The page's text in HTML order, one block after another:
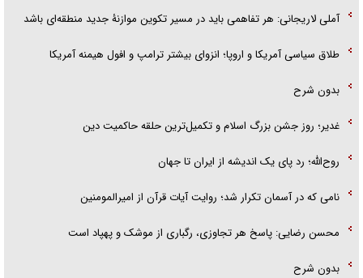
آملی لاریجانی: هر تفاهمی باید در مسیر تکوین موازنۀ جدید منطقه‌ای باشد
طلاق سیاسی آمریکا و اروپا؛ انزوای بیشتر ترامپ و افول هیمنه آمریکا
بدون شرح
غدیر؛ روز جشن بزرگ اسلام و تکمیل‌ترین حلقه حاکمیت دین
روح‌الله؛ رد پای یک اندیشه از ایران تا جهان
نامی که در آسمان تکرار شد؛ روایت آیات قرآن از امیرالمومنین
محسن رضایی: پاسخ هر تجاوزی، رگباری از موشک و پهپاد است
بدون شرح